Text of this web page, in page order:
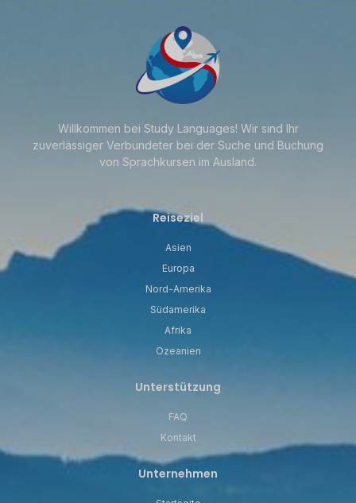
Willkommen bei Study Languages! Wir sind Ihr
zuverlässiger Verbündeter bei der Suche und Buchung
von Sprachkursen im Ausland.
Reiseziel
Asien
Europa
Nord-Amerika
Südamerika
Afrika
Ozeanien
Unterstützung
FAQ
Kontakt
Unternehmen